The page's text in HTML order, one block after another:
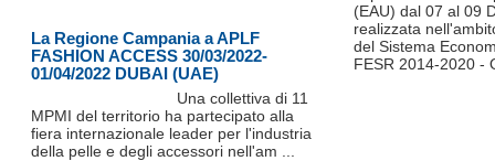
(EAU) dal 07 al 09
realizzata
del Sistema
FESR 2014-2020 -
La Regione Campania a APLF
FASHION ACCESS 30/03/2022-
01/04/2022 DUBAI (UAE)
Una collettiva di 11
MPMI del territorio ha partecipato alla
fiera internazionale leader per l'industria
della pelle e degli accessori nell'am ...